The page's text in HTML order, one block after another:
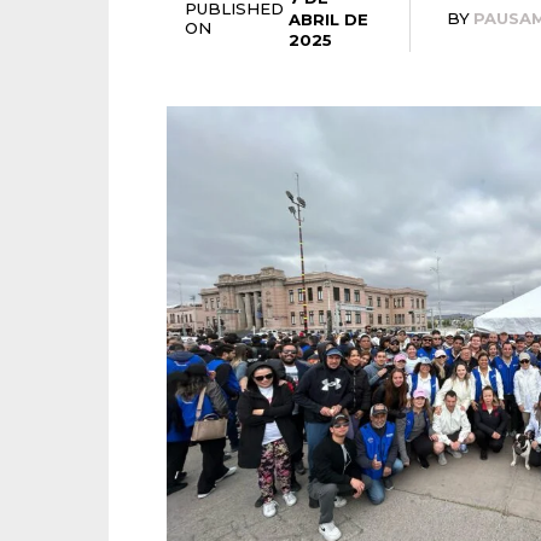
PUBLISHED
ON
ABRIL DE
2025
BY